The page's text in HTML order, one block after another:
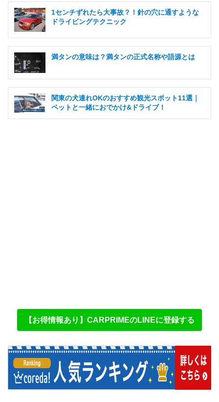
1センチずれたら大事故？！針の穴に通すような
ドライビングテクニック
満タンの意味は？満タンの正式名称や語源とは
関東の犬連れOKのおすすめ観光スポット11選｜
ペットと一緒におでかけ&ドライブ！
【お得情報あり】CARPRIMEのLINEに登録する